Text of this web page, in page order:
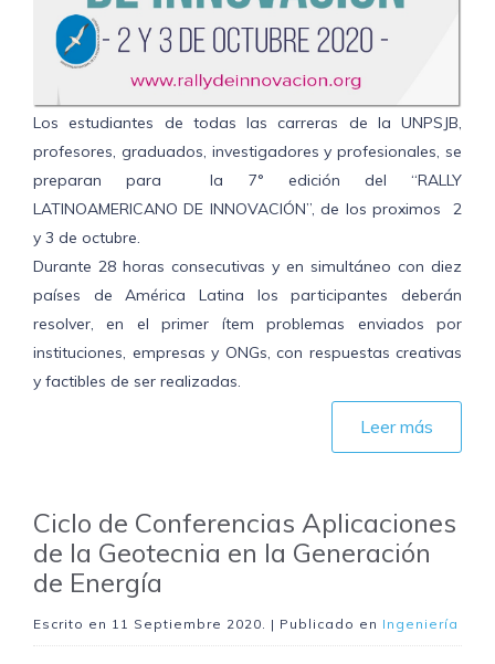
Los estudiantes de todas las carreras de la UNPSJB,
profesores, graduados, investigadores y profesionales, se
preparan para la 7° edición del “RALLY
LATINOAMERICANO DE INNOVACIÓN”, de los proximos 2
y 3 de octubre.
Durante 28 horas consecutivas y en simultáneo con diez
países de América Latina los participantes deberán
resolver, en el primer ítem problemas enviados por
instituciones, empresas y ONGs, con respuestas creativas
y factibles de ser realizadas.
Leer más
Ciclo de Conferencias Aplicaciones
de la Geotecnia en la Generación
de Energía
Escrito en 11 Septiembre 2020 . | Publicado en Ingeniería